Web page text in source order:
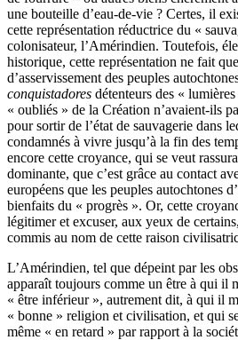
une bouteille d’eau-de-vie ? Certes, il
cette représentation réductrice du «
colonisateur, l’Amérindien. Toutefois,
historique, cette représentation ne fait
d’asservissement des peuples
conquistadores détenteurs des «
« oubliés » de la Création n’avaient-ils
pour sortir de l’état de sauvagerie dans
condamnés à vivre jusqu’à la fin des
encore cette croyance, qui se veut
dominante, que c’est grâce au contact
européens que les peuples autochtones
bienfaits du « progrès ». Or, cette
légitimer et excuser, aux yeux de
commis au nom de cette raison
L’Amérindien, tel que dépeint par les
apparaît toujours comme un être à qui il
« être inférieur », autrement dit, à qui il
« bonne » religion et civilisation, et qui
même « en retard » par rapport à la